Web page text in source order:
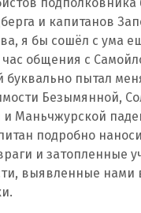
и капитанов
я бы сошёл с ума
общения с
буквально пытал
Безымянной,
и Маньчжурской
подробно
и затопленные
выявленные нами